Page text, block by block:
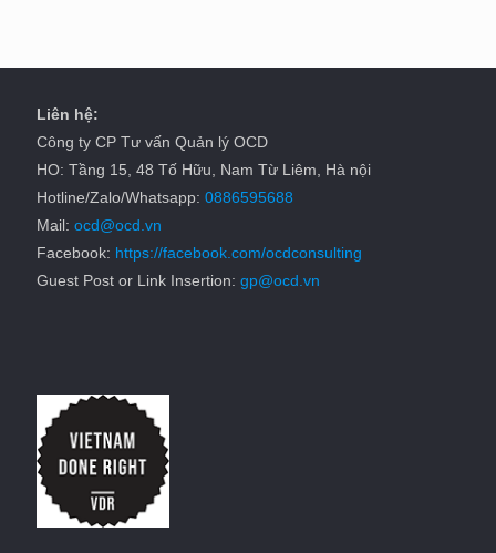
Liên hệ:
Công ty CP Tư vấn Quản lý OCD
HO: Tầng 15, 48 Tố Hữu, Nam Từ Liêm, Hà nội
Hotline/Zalo/Whatsapp: 0886595688
Mail: ocd@ocd.vn
Facebook: https://facebook.com/ocdconsulting
Guest Post or Link Insertion: gp@ocd.vn